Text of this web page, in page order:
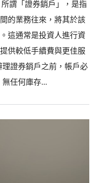
謂「證券銷戶」，是指
的業務往來，將其於該
這通常是投資人進行資
供較低手續費與更佳服
證券銷戶之前，帳戶必
任何庫存...